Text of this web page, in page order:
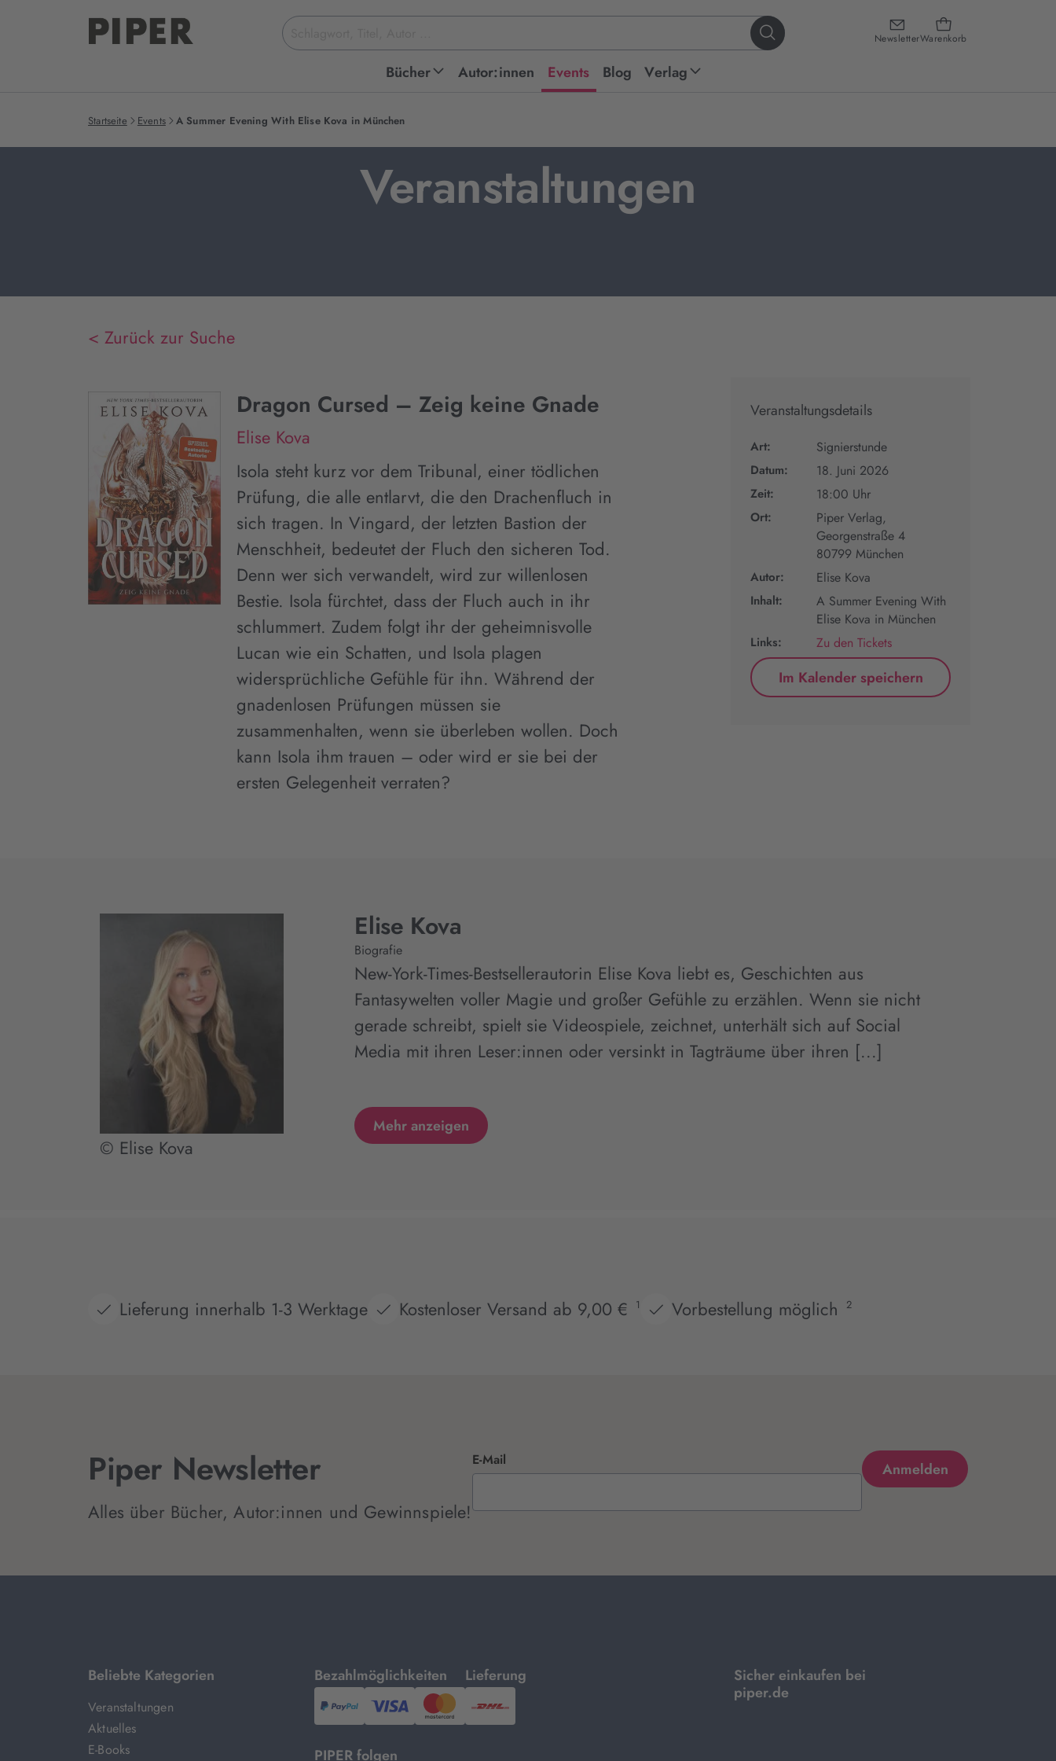
NewsletterWarenkorb
Suchbegriff
eingeben
Bücher Autor:innen Events Blog Verlag
Startseite Events A Summer Evening With Elise Kova in München
Veranstaltungen
< Zurück zur Suche
Dragon Cursed – Zeig keine Gnade
Elise Kova
Isola steht kurz vor dem Tribunal, einer tödlichen
Prüfung, die alle entlarvt, die den Drachenfluch in
sich tragen. In Vingard, der letzten Bastion der
Menschheit, bedeutet der Fluch den sicheren Tod.
Denn wer sich verwandelt, wird zur willenlosen
Bestie. Isola fürchtet, dass der Fluch auch in ihr
schlummert. Zudem folgt ihr der geheimnisvolle
Lucan wie ein Schatten, und Isola plagen
widersprüchliche Gefühle für ihn. Während der
gnadenlosen Prüfungen müssen sie
zusammenhalten, wenn sie überleben wollen. Doch
kann Isola ihm trauen – oder wird er sie bei der
ersten Gelegenheit verraten?
Veranstaltungsdetails
Art: Signierstunde
Datum: 18. Juni 2026
Zeit: 18:00 Uhr
Ort:
Piper Verlag,
Georgenstraße 4
80799 München
Autor: Elise Kova
Inhalt:
A Summer Evening With
Elise Kova in München
Links: Zu den Tickets
Im Kalender speichern
© Elise Kova
Elise Kova
Biografie
New-York-Times-Bestsellerautorin Elise Kova liebt es, Geschichten aus
Fantasywelten voller Magie und großer Gefühle zu erzählen. Wenn sie nicht
gerade schreibt, spielt sie Videospiele, zeichnet, unterhält sich auf Social
Media mit ihren Leser:innen oder versinkt in Tagträume über ihren [...]
Mehr anzeigen
Lieferung innerhalb 1-3 Werktage Kostenloser Versand ab 9,00 € 1 Vorbestellung möglich 2
Piper Newsletter
Alles über Bücher, Autor:innen und Gewinnspiele!
E-Mail
Beliebte Kategorien
Veranstaltungen
Aktuelles
E-Books
Bezahlmöglichkeiten
mit
PayPal,Visa
und
Lieferung
mit
DHL.
Sicher einkaufen bei
piper.de
PIPER folgen